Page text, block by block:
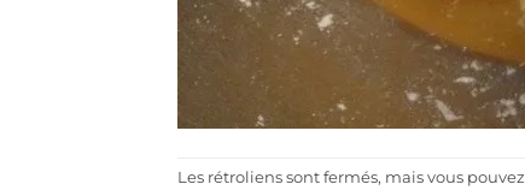
Les rétroliens sont fermés, mais vous pouvez